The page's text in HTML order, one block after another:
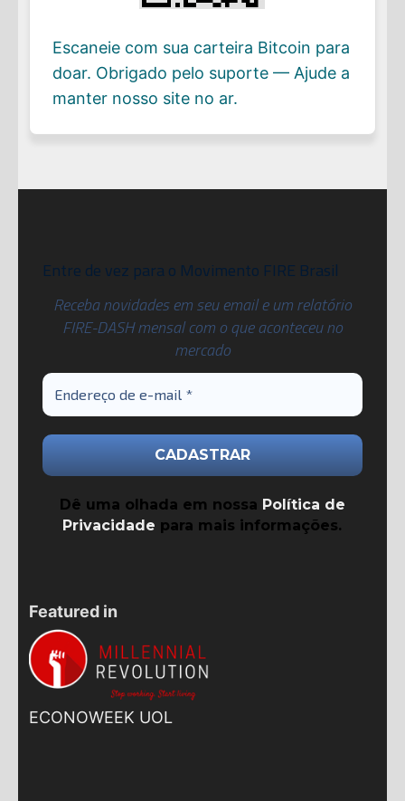
Escaneie com sua carteira Bitcoin para
doar. Obrigado pelo suporte — Ajude a
manter nosso site no ar.
Entre de vez para o Movimento FIRE Brasil
Receba novidades em seu email e um relatório
FIRE-DASH mensal com o que aconteceu no
mercado
Dê uma olhada em nossa Política de
Privacidade para mais informações.
Featured in
ECONOWEEK UOL